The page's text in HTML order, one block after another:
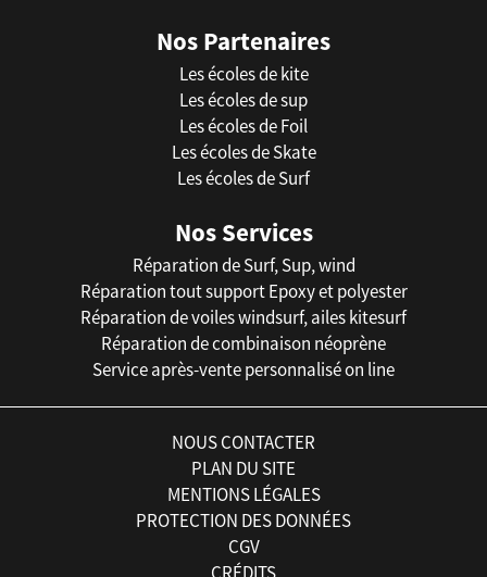
Nos Partenaires
Les écoles de kite
Les écoles de sup
Les écoles de Foil
Les écoles de Skate
Les écoles de Surf
Nos Services
Réparation de Surf, Sup, wind
Réparation tout support Epoxy et polyester
Réparation de voiles windsurf, ailes kitesurf
Réparation de combinaison néoprène
Service après-vente personnalisé on line
NOUS CONTACTER
PLAN DU SITE
MENTIONS LÉGALES
PROTECTION DES DONNÉES
CGV
CRÉDITS